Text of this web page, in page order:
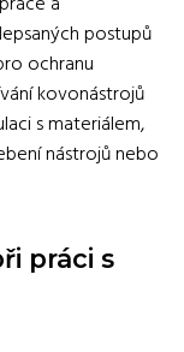
postupů
ochranu
kovonástrojů
s materiálem,
nástrojů nebo
práci s